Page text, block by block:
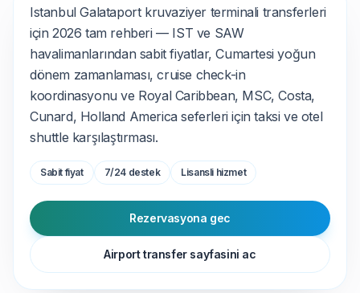
Istanbul Galataport kruvaziyer terminali transferleri
için 2026 tam rehberi — IST ve SAW
havalimanlarından sabit fiyatlar, Cumartesi yoğun
dönem zamanlaması, cruise check-in
koordinasyonu ve Royal Caribbean, MSC, Costa,
Cunard, Holland America seferleri için taksi ve otel
shuttle karşılaştırması.
Sabit fiyat 7/24 destek Lisansli hizmet
Rezervasyona gec
Airport transfer sayfasini ac